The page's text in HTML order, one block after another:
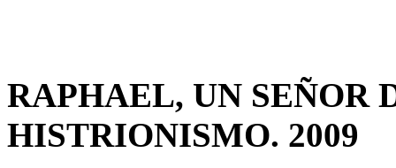
RAPHAEL, UN SEÑOR
HISTRIONISMO. 2009